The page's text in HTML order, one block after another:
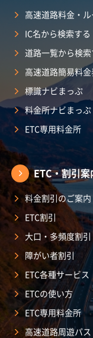
高速道路料金・
IC名から検索する
道路一覧から検索
高速道路簡易料金
標識ナビまっぷ
料金所ナビまっぷ
ETC専用料金所
ETC・割引案
料金割引のご案内
ETC割引
大口・多頻度割引
障がい者割引
ETC各種サービス
ETCの使い方
ETC専用料金所
高速道路周遊パス